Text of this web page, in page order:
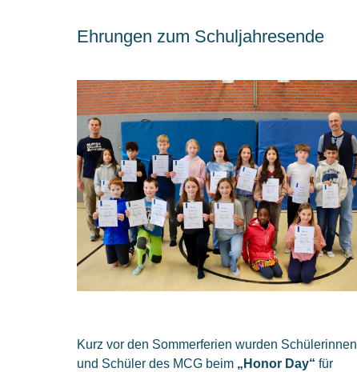
Ehrungen zum Schuljahresende
Kurz vor den Sommerferien wurden Schülerinnen
und Schüler des MCG beim „Honor Day“ für